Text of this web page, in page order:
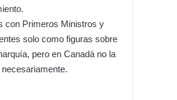
con Primeros Ministros y
solo como figuras sobre
pero en Canadá no la